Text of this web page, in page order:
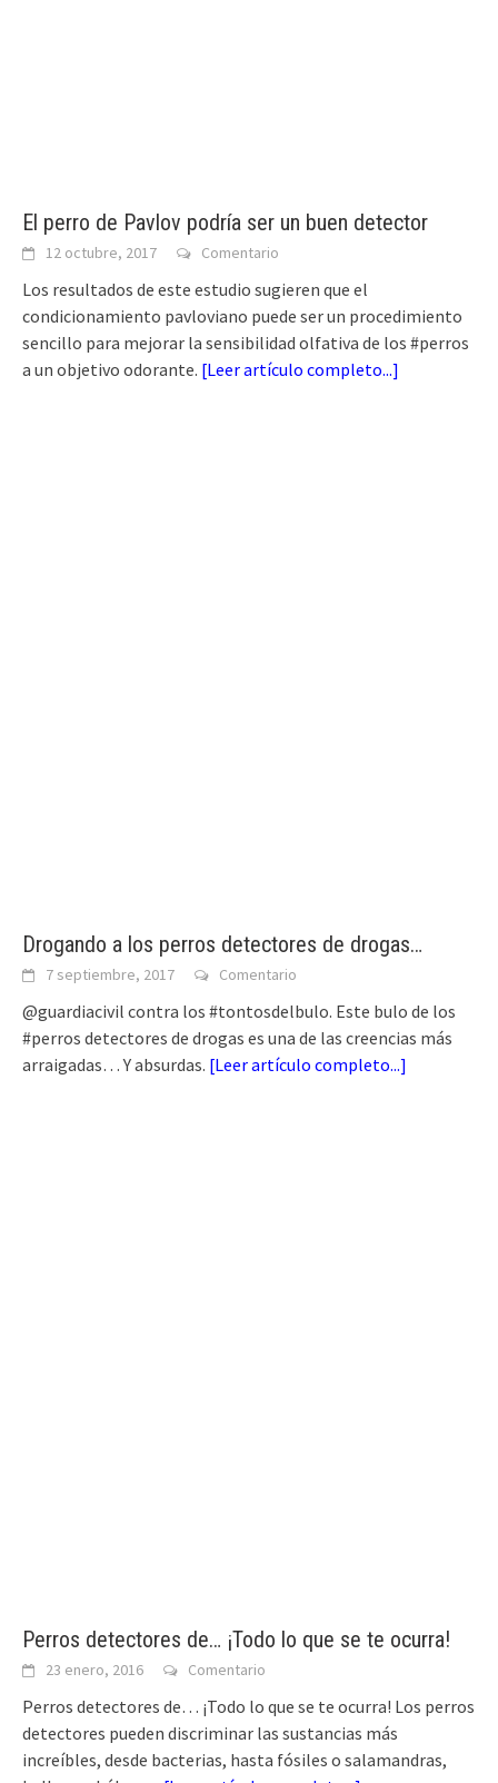
El perro de Pavlov podría ser un buen detector
12 octubre, 2017 Comentario
Los resultados de este estudio sugieren que el
condicionamiento pavloviano puede ser un procedimiento
sencillo para mejorar la sensibilidad olfativa de los #perros
a un objetivo odorante. [Leer artículo completo...]
Drogando a los perros detectores de drogas…
7 septiembre, 2017 Comentario
@guardiacivil contra los #tontosdelbulo. Este bulo de los
#perros detectores de drogas es una de las creencias más
arraigadas… Y absurdas. [Leer artículo completo...]
Perros detectores de… ¡Todo lo que se te ocurra!
23 enero, 2016 Comentario
Perros detectores de… ¡Todo lo que se te ocurra! Los perros
detectores pueden discriminar las sustancias más
increíbles, desde bacterias, hasta fósiles o salamandras,